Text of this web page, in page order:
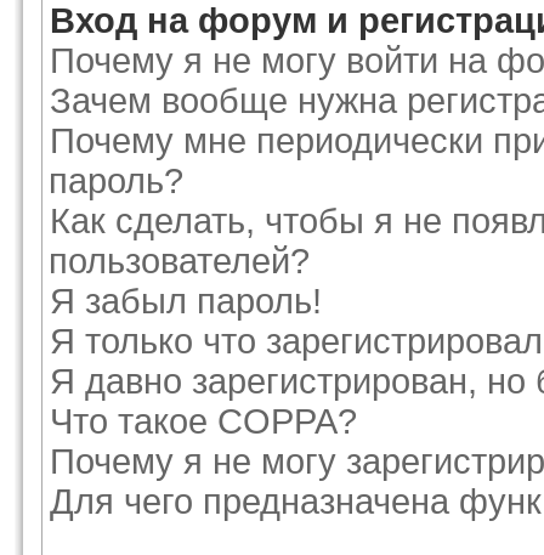
Вход на форум и
Почему я не могу войти на
Зачем вообще нужна
Почему мне периодически
пароль?
Как сделать, чтобы я не
пользователей?
Я забыл пароль!
Я только что
Я давно зарегистрирован,
Что такое COPPA?
Почему я не могу
Для чего предназначена